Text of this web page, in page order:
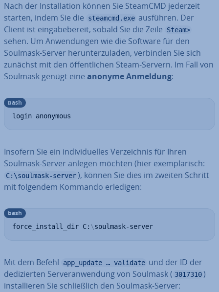
Nach der In­stal­la­ti­on können Sie SteamCMD jederzeit
starten, indem Sie die
steamcmd.exe ausführen. Der
Client ist ein­ga­be­be­reit, sobald Sie die Zeile
Steam>
sehen. Um An­wen­dun­gen wie die Software für den
Soulmask-Server her­un­ter­zu­la­den, verbinden Sie sich
zunächst mit den öf­fent­li­chen Steam-Servern. Im Fall von
Soulmask genügt eine anonyme Anmeldung:
login anonymous
bash
Insofern Sie ein in­di­vi­du­el­les Ver­zeich­nis für Ihren
Soulmask-Server anlegen möchten (hier ex­em­pla­risch:
C:\soulmask-server ), können Sie dies im zweiten Schritt
mit folgendem Kommando erledigen:
force_install_dir C: \soulmask-server
bash
Mit dem Befehl app_update … validate und der ID der
de­di­zier­ten Ser­ver­an­wen­dung von Soulmask ( 3017310 )
in­stal­lie­ren Sie schließ­lich den Soulmask-Server: